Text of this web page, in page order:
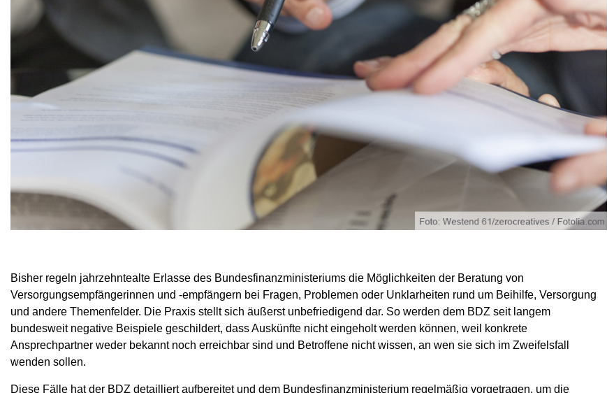
Bisher regeln jahrzehntealte Erlasse des Bundesfinanzministeriums die Möglichkeiten der Beratung von
Versorgungsempfängerinnen und -empfängern bei Fragen, Problemen oder Unklarheiten rund um Beihilfe, Versorgung
und andere Themenfelder. Die Praxis stellt sich äußerst unbefriedigend dar. So werden dem BDZ seit langem
bundesweit negative Beispiele geschildert, dass Auskünfte nicht eingeholt werden können, weil konkrete
Ansprechpartner weder bekannt noch erreichbar sind und Betroffene nicht wissen, an wen sie sich im Zweifelsfall
wenden sollen.
Diese Fälle hat der BDZ detailliert aufbereitet und dem Bundesfinanzministerium regelmäßig vorgetragen, um die